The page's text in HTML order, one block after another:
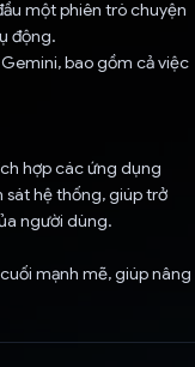
một phiên trò chuyện
động.
bao gồm cả việc
hợp các ứng dụng
hệ thống, giúp trở
người dùng.
mạnh mẽ, giúp nâng